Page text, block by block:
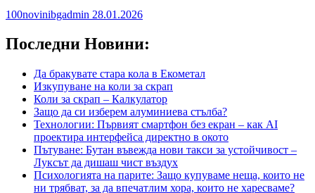
100novinibgadmin 28.01.2026
Последни Новини:
Да бракувате стара кола в Екометал
Изкупуване на коли за скрап
Коли за скрап – Калкулатор
Защо да си изберем алуминиева стълба?
Технологии: Първият смартфон без екран – как AI
проектира интерфейса директно в окото
Пътуване: Бутан въвежда нови такси за устойчивост –
Луксът да дишаш чист въздух
Психологията на парите: Защо купуваме неща, които не
ни трябват, за да впечатлим хора, които не харесваме?